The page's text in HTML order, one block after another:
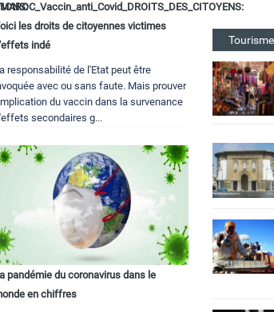
les droits de citoyennes victimes
indé
responsabilité de l'Etat peut être
avec ou sans faute. Mais prouver
du vaccin dans la survenance
secondaires g...
pandémie du coronavirus dans le
en chiffres